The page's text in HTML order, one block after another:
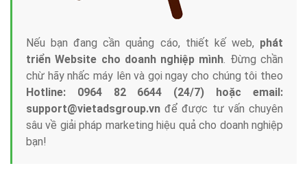
Nếu bạn đang cần quảng cáo, thiết kế web, phát
triển Website cho doanh nghiệp mình. Đừng chần
chừ hãy nhấc máy lên và gọi ngay cho chúng tôi theo
Hotline: 0964 82 6644 (24/7) hoặc email:
support@vietadsgroup.vn để được tư vấn chuyên
sâu về giải pháp marketing hiệu quả cho doanh nghiệp
bạn!